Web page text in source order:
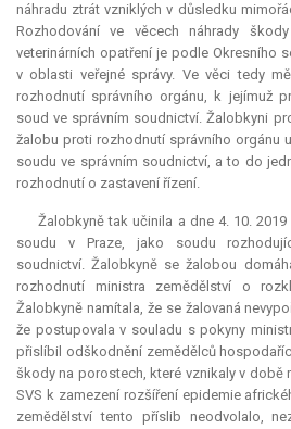
náhradu ztrát vzniklých v důsledku
Rozhodování ve věcech náhrady
veterinárních opatření je podle Okresního
v oblasti veřejné správy. Ve věci tedy
rozhodnutí správního orgánu, k jejímuž
soud ve správním soudnictví. Žalobkyni
žalobu proti rozhodnutí správního orgánu
soudu ve správním soudnictví, a to do
rozhodnutí o zastavení řízení.
Žalobkyně tak učinila a dne 4. 10.
soudu v Praze, jako soudu
soudnictví. Žalobkyně se žalobou
rozhodnutí ministra zemědělství o
Žalobkyně namítala, že se žalovaná
že postupovala v souladu s pokyny
přislíbil odškodnění zemědělců
škody na porostech, které vznikaly v době
SVS k zamezení rozšíření epidemie
zemědělství tento příslib neodvolalo,